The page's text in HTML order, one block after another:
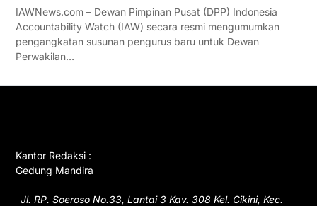
IAWNews.com – Dewan Pimpinan Pusat (DPP) Indonesia
Accountability Watch (IAW) secara resmi mengumumkan
pengangkatan susunan pengurus baru untuk Dewan
Perwakilan…
Kantor Redaksi :
Gedung Mandira
Jl. RP. Soeroso No.33, Lantai 3 Kav. 308 Kel. Cikini, Kec.